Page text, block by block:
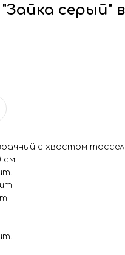
серый"
с хвостом тассел
см